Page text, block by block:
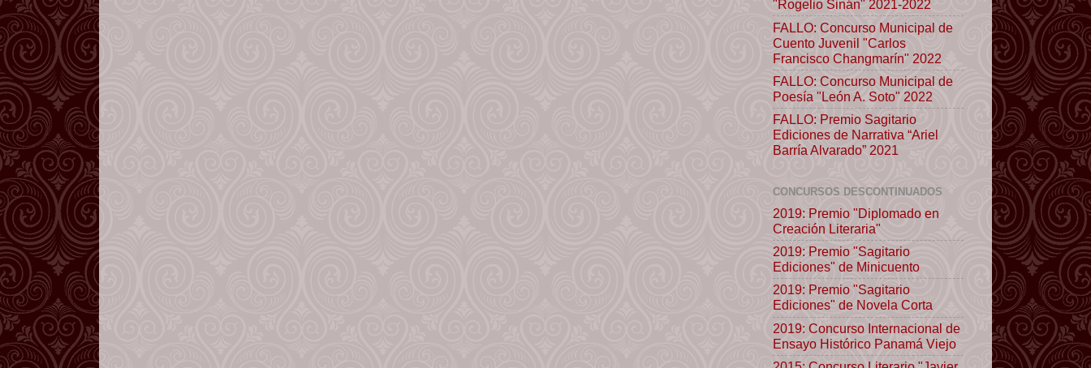
"Rogelio Sinán" 2021-2022
FALLO: Concurso Municipal de
Cuento Juvenil "Carlos
Francisco Changmarín" 2022
FALLO: Concurso Municipal de
Poesía "León A. Soto" 2022
FALLO: Premio Sagitario
Ediciones de Narrativa “Ariel
Barría Alvarado” 2021
CONCURSOS DESCONTINUADOS
2019: Premio "Diplomado en
Creación Literaria"
2019: Premio "Sagitario
Ediciones" de Minicuento
2019: Premio "Sagitario
Ediciones" de Novela Corta
2019: Concurso Internacional de
Ensayo Histórico Panamá Viejo